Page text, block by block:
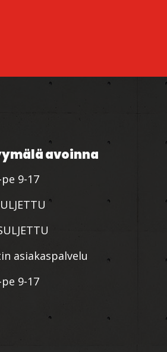
avoinna
9-17
asiakaspalvelu
9-17